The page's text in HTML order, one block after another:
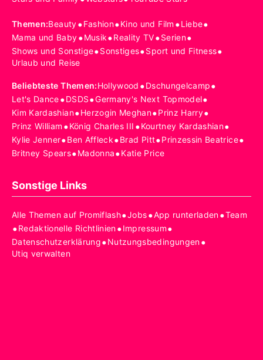
Themen:Beauty•Fashion•Kino und Film •Liebe•
Mama und Baby•Musik•Reality TV•Serien•
Shows und Sonstige•Sonstiges•Sport und Fitness•
Urlaub und Reise
Beliebteste Themen:Hollywood •Dschungelcamp•
Let's Dance•DSDS•Germany's Next Topmodel•
Kim Kardashian•Herzogin Meghan•Prinz Harry•
Prinz William •König Charles III •Kourtney Kardashian•
Kylie Jenner•Ben Affleck•Brad Pitt•Prinzessin Beatrice•
Britney Spears•Madonna•Katie Price
Sonstige Links
Alle Themen auf Promiflash•Jobs•App runterladen•Team
•Redaktionelle Richtlinien•Impressum•
Datenschutzerklärung•Nutzungsbedingungen•
Utiq verwalten